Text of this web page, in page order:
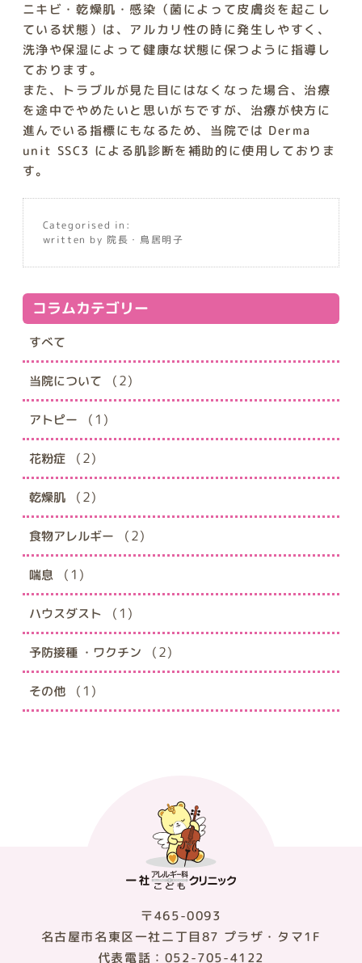
ニキビ・乾燥肌・感染（菌によって皮膚炎を起こし
ている状態）は、アルカリ性の時に発生しやすく、
洗浄や保湿によって健康な状態に保つように指導し
ております。
また、トラブルが見た目にはなくなった場合、治療
を途中でやめたいと思いがちですが、治療が快方に
進んでいる指標にもなるため、当院では Derma
unit SSC3 による肌診断を補助的に使用しておりま
す。
Categorised in:
written by 院長・鳥居明子
コラムカテゴリー
すべて
当院について (2)
アトピー (1)
花粉症 (2)
乾燥肌 (2)
食物アレルギー (2)
喘息 (1)
ハウスダスト (1)
予防接種 ・ワクチン (2)
その他 (1)
〒465-0093
名古屋市名東区一社二丁目87 プラザ・タマ1F
代表電話：052-705-4122